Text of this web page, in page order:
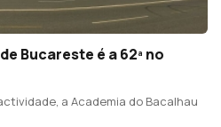
Bucareste é a 62ª no
a Academia do Bacalhau